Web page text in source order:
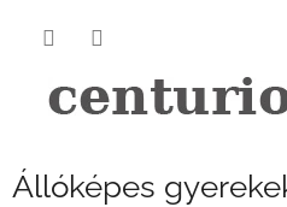
Állóképes